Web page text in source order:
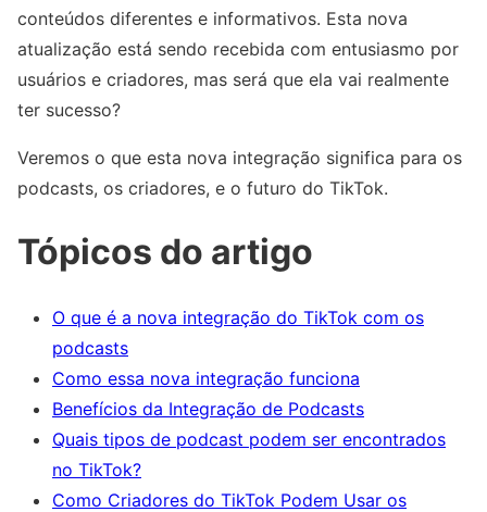
conteúdos diferentes e informativos. Esta nova
atualização está sendo recebida com entusiasmo por
usuários e criadores, mas será que ela vai realmente
ter sucesso?
Veremos o que esta nova integração significa para os
podcasts, os criadores, e o futuro do TikTok.
Tópicos do artigo
O que é a nova integração do TikTok com os
podcasts
Como essa nova integração funciona
Benefícios da Integração de Podcasts
Quais tipos de podcast podem ser encontrados
no TikTok?
Como Criadores do TikTok Podem Usar os